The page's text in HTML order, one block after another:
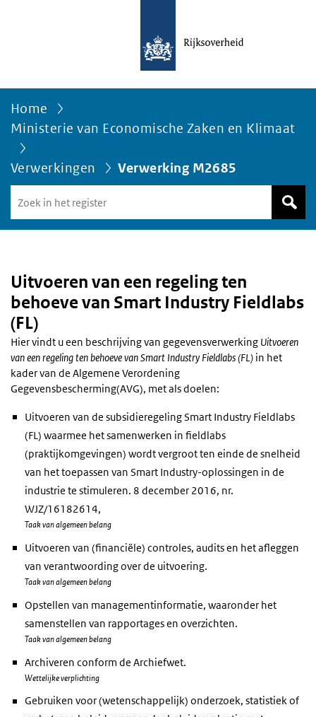
Home
Ministerie van Economische Zaken en Klimaat
Verwerkingen Verwerking M2685
in
het
Uitvoeren van een regeling ten
behoeve van Smart Industry Fieldlabs
(FL)
Hier vindt u een beschrijving van gegevensverwerking Uitvoeren
van een regeling ten behoeve van Smart Industry Fieldlabs (FL) in het
kader van de Algemene Verordening
Gegevensbescherming(AVG), met als doelen:
Uitvoeren van de subsidieregeling Smart Industry Fieldlabs
(FL) waarmee het samenwerken in fieldlabs
(praktijkomgevingen) wordt vergroot ten einde de snelheid
van het toepassen van Smart Industry-oplossingen in de
industrie te stimuleren. 8 december 2016, nr.
WJZ/16182614,
Taak van algemeen belang
Uitvoeren van (financiële) controles, audits en het afleggen
van verantwoording over de uitvoering.
Taak van algemeen belang
Opstellen van managementinformatie, waaronder het
samenstellen van rapportages en overzichten.
Taak van algemeen belang
Archiveren conform de Archiefwet.
Wettelijke verplichting
Gebruiken voor (wetenschappelijk) onderzoek, statistiek of